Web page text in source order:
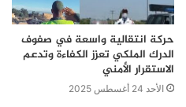
حركة انتقالية واسعة في صفوف
الدرك الملكي تعزز الكفاءة وتدعم
الاستقرار الأمني
الأحد 24 أغسطس 2025